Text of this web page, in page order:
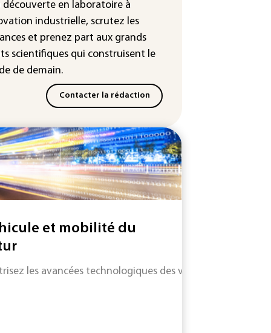
dans les prochains jours en
découverte en laboratoire à
industrielle, scrutez les
et prenez part aux grands
scientifiques qui construisent le
de demain.
Contacter la rédaction
et mobilité du
les avancées technologiques des véhicules et